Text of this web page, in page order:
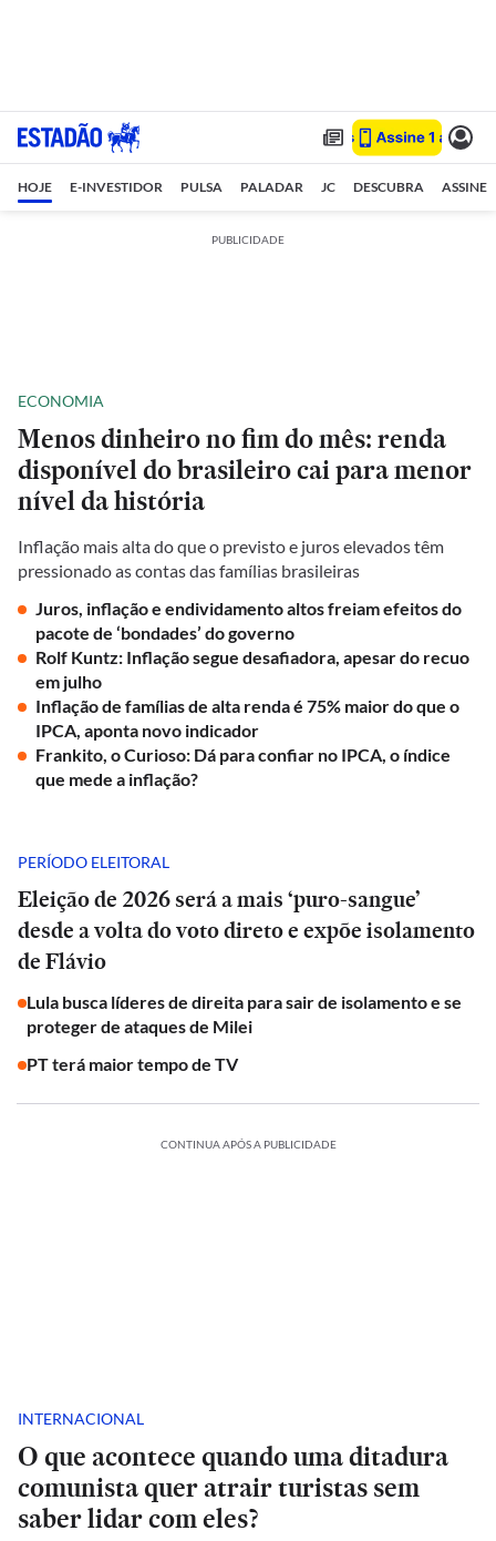
HOJE E-INVESTIDOR PULSA PALADAR JC DESCUBRA ASSINE
PUBLICIDADE
ECONOMIA
Menos dinheiro no fim do mês: renda
disponível do brasileiro cai para menor
nível da história
Inflação mais alta do que o previsto e juros elevados têm
pressionado as contas das famílias brasileiras
Juros, inflação e endividamento altos freiam efeitos do
pacote de ‘bondades’ do governo
Rolf Kuntz: Inflação segue desafiadora, apesar do recuo
em julho
Inflação de famílias de alta renda é 75% maior do que o
IPCA, aponta novo indicador
Frankito, o Curioso: Dá para confiar no IPCA, o índice
que mede a inflação?
PERÍODO ELEITORAL
Eleição de 2026 será a mais ‘puro-sangue’
desde a volta do voto direto e expõe isolamento
de Flávio
Lula busca líderes de direita para sair de isolamento e se
proteger de ataques de Milei
PT terá maior tempo de TV
CONTINUA APÓS A PUBLICIDADE
INTERNACIONAL
O que acontece quando uma ditadura
comunista quer atrair turistas sem
saber lidar com eles?